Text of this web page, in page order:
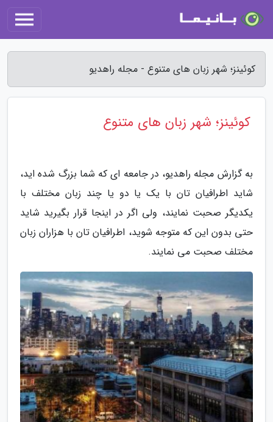
کوئینز؛ شهر زبان های متنوع - مجله راهدیو
کوئینز؛ شهر زبان های متنوع
به گزارش مجله راهدیو، در جامعه ای که شما بزرگ شده اید،
شاید اطرافیان تان با یک یا دو یا چند زبان مختلف با
یکدیگر صحبت نمایند، ولی اگر در اینجا قرار بگیرید شاید
حتی بدون این که متوجه شوید، اطرافیان تان با هزاران زبان
مختلف صحبت می نمایند.